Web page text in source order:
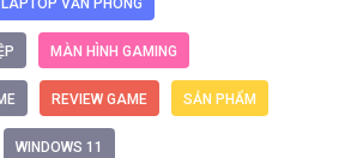
LAPTOP VĂN PHÒNG
MÀN HÌNH GAMING
REVIEW GAME SẢN PHẨM
WINDOWS 11